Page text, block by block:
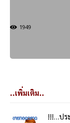
1949
..เพิ่มเติม..
!!!…ปร